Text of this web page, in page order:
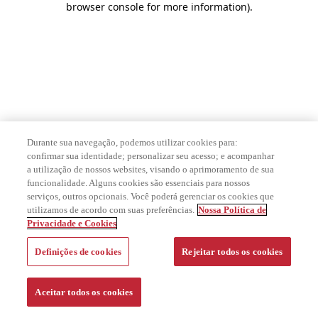
browser console for more information).
Durante sua navegação, podemos utilizar cookies para:
confirmar sua identidade; personalizar seu acesso; e acompanhar
a utilização de nossos websites, visando o aprimoramento de sua
funcionalidade. Alguns cookies são essenciais para nossos
serviços, outros opcionais. Você poderá gerenciar os cookies que
utilizamos de acordo com suas preferências. Nossa Política de
Privacidade e Cookies
Definições de cookies Rejeitar todos os cookies
Aceitar todos os cookies